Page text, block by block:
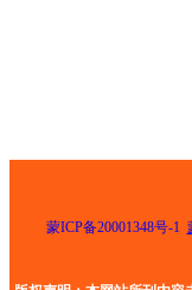
蒙ICP备20001348号-1